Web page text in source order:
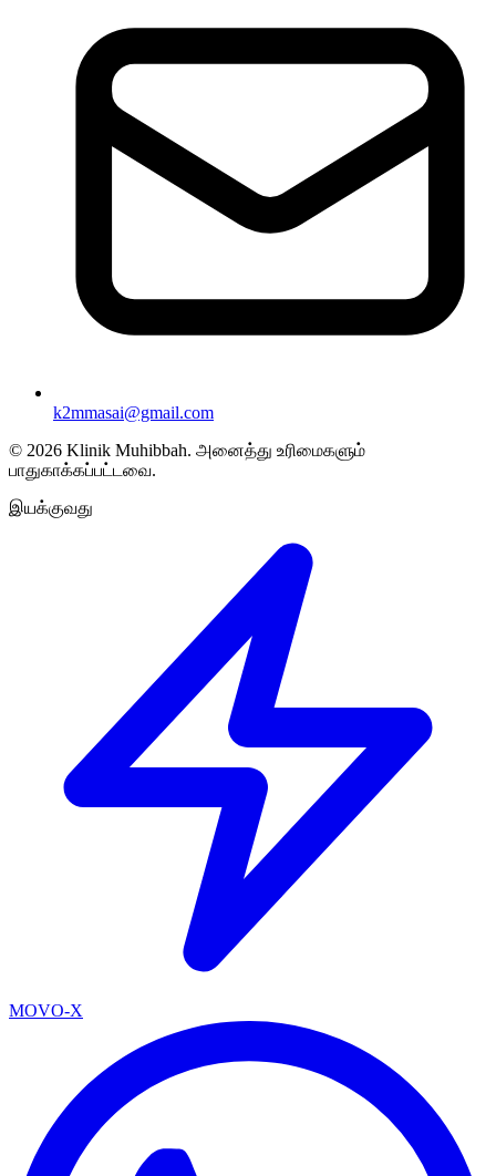
k2mmasai@gmail.com
© 2026 Klinik Muhibbah. அனைத்து உரிமைகளும்
பாதுகாக்கப்பட்டவை.
இயக்குவது
MOVO-X